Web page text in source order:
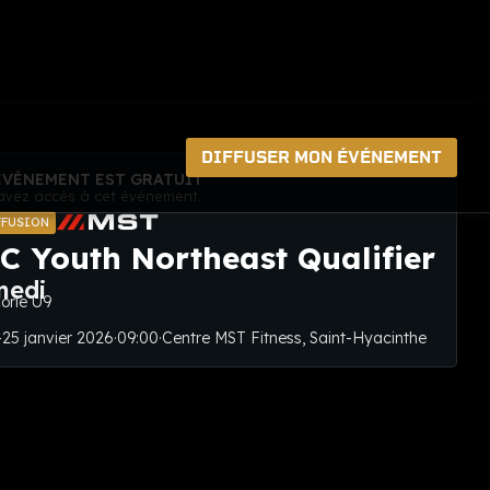
DIFFUSER MON ÉVÉNEMENT
EST GRATUIT
accès à cet événement.
Youth Northeast Qualifier
U9
janvier 2026·09:00·Centre MST Fitness, Saint-Hyacinthe